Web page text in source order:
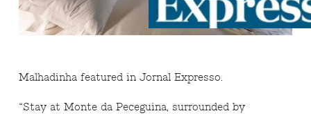
Malhadinha featured in Jornal Expresso.
“Stay at Monte da Peceguina, surrounded by